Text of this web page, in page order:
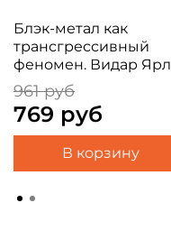
Блэк-метал как
трансгрессивный
феномен. Видар Ярл
961 руб
769 руб
В корзину